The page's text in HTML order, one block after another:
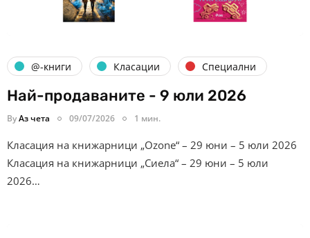
@-книги Класации Специални
Най-продаваните - 9 юли 2026
ByАз чета 09/07/2026 1 мин.
Класация на книжарници „Ozone“ – 29 юни – 5 юли 2026
Класация на книжарници „Сиела“ – 29 юни – 5 юли
2026…